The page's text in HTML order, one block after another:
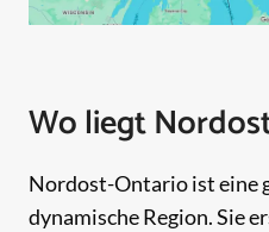
Wo liegt
Nordost-Ontario ist eine
dynamische Region. Sie